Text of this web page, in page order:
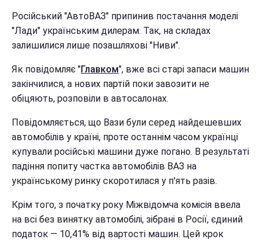
Російський "АвтоВАЗ" припинив постачання моделі
"Лади" українським дилерам. Так, на складах
залишилися лише позашляхові "Ниви".
Як повідомляє "Главком", вже всі старі запаси машин
закінчилися, а нових партій поки завозити не
обіцяють, розповіли в автосалонах.
Повідомляється, що Вази були серед найдешевших
автомобілів у країні, проте останнім часом українці
купували російські машини дуже погано. В результаті
падіння попиту частка автомобілів ВАЗ на
українському ринку скоротилася у п'ять разів.
Крім того, з початку року Міжвідомча комісія ввела
на всі без винятку автомобілі, зібрані в Росії, єдиний
податок — 10,41% від вартості машин. Цей крок